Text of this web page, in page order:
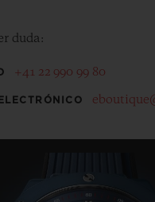
duda:
+41 22 990 99 80